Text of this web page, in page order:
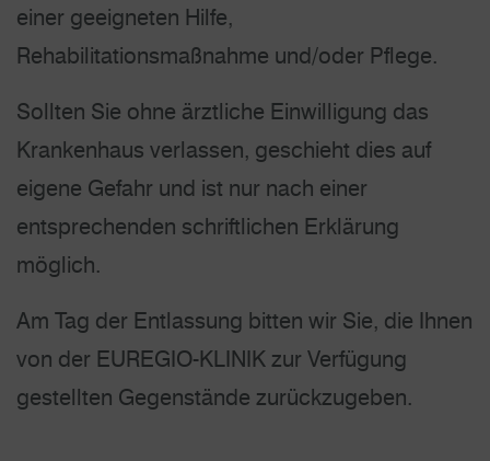
einer geeigneten Hilfe,
Rehabilitationsmaßnahme und/oder Pflege.
Sollten Sie ohne ärztliche Einwilligung das
Krankenhaus verlassen, geschieht dies auf
eigene Gefahr und ist nur nach einer
entsprechenden schriftlichen Erklärung
möglich.
Am Tag der Entlassung bitten wir Sie, die Ihnen
von der EUREGIO-KLINIK zur Verfügung
gestellten Gegenstände zurückzugeben.